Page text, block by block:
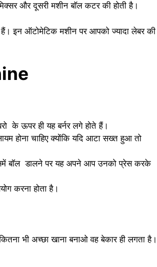
और दूसरी मशीन बॉल कटर की होती है।
इन ऑटोमेटिक मशीन पर आपको ज्यादा लेबर की
के ऊपर ही यह बर्नर लगे होते हैं।
होना चाहिए क्योंकि यदि आटा सख्त हुआ तो
बॉल डालने पर यह अपने आप उनको प्रेस करके
करना होता है।
भी अच्छा खाना बनाओ वह बेकार ही लगता है।